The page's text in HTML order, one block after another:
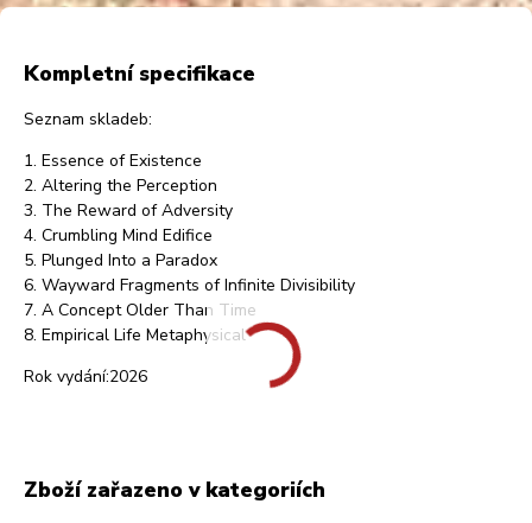
Kompletní specifikace
Seznam skladeb:
1. Essence of Existence
2. Altering the Perception
3. The Reward of Adversity
4. Crumbling Mind Edifice
5. Plunged Into a Paradox
6. Wayward Fragments of Infinite Divisibility
7. A Concept Older Than Time
8. Empirical Life Metaphysical
Rok vydání:2026
Zboží zařazeno v kategoriích